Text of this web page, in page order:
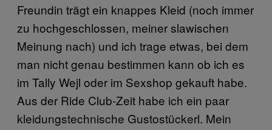
Freundin trägt ein knappes Kleid (noch immer
zu hochgeschlossen, meiner slawischen
Meinung nach) und ich trage etwas, bei dem
man nicht genau bestimmen kann ob ich es
im Tally Wejl oder im Sexshop gekauft habe.
Aus der Ride Club-Zeit habe ich ein paar
kleidungstechnische Gustostückerl. Mein